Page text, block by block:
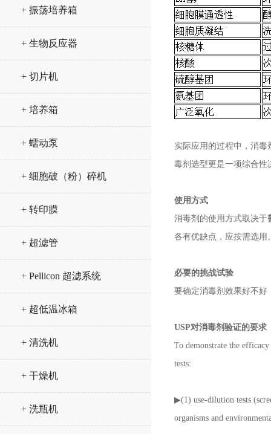
+ 振荡培养箱
+ 生物反应器
+ 切片机
+ 培养箱
+ 蠕动泵
+ 细胞破（粉）碎机
+ 转印膜
+ 超滤管
+ Pellicon 超滤系统
+ 超低温冰箱
+ 清洗机
+ 干燥机
+ 洗瓶机
实际应用的过程中，消
毒剂选型更是一项综合性
使用方式
消毒剂的使用方式取决于
各有优缺点，应按需选用
必要的挑战试验
要确定消毒剂效果好不好
USP对消毒剂验证的要求
To demonstrate the
tests:
▶(1) use-dilution tests
organisms and